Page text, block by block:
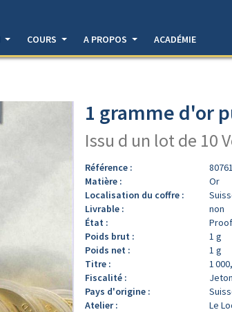
COURS A PROPOS ACADÉMIE
1 gramme d'or
Issu d un lot de 10
Référence :
Matière :
Or
Localisation du coffre :
Livrable :
non
État :
Proof
Poids brut :
1 g
Poids net :
1 g
Titre :
1
Fiscalité :
Jeton
Pays d'origine :
Atelier :
Le